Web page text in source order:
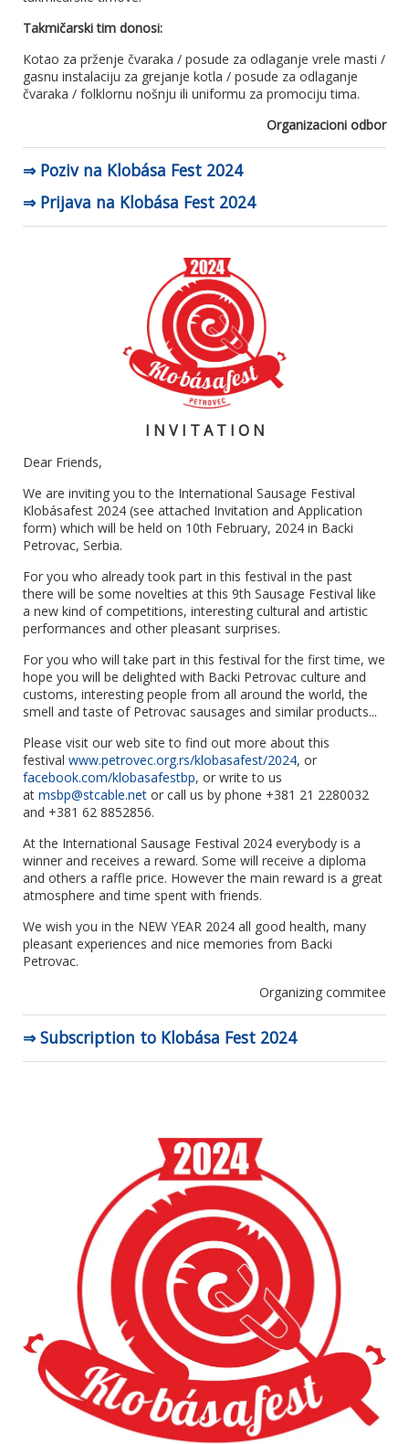
Takmičarski tim donosi:
Kotao za prženje čvaraka / posude za odlaganje vrele masti /
gasnu instalaciju za grejanje kotla / posude za odlaganje
čvaraka / folklornu nošnju ili uniformu za promociju tima.
Organizacioni odbor
⇒ Poziv na Klobása Fest 2024
⇒ Prijava na Klobása Fest 2024
I N V I T A T I O N
Dear Friends,
We are inviting you to the International Sausage Festival
Klobásafest 2024 (see attached Invitation and Application
form) which will be held on 10th February, 2024 in Backi
Petrovac, Serbia.
For you who already took part in this festival in the past
there will be some novelties at this 9th Sausage Festival like
a new kind of competitions, interesting cultural and artistic
performances and other pleasant surprises.
For you who will take part in this festival for the first time, we
hope you will be delighted with Backi Petrovac culture and
customs, interesting people from all around the world, the
smell and taste of Petrovac sausages and similar products...
Please visit our web site to find out more about this
festival www.petrovec.org.rs/klobasafest/2024, or
facebook.com/klobasafestbp, or write to us
at msbp@stcable.net or call us by phone +381 21 2280032
and +381 62 8852856.
At the International Sausage Festival 2024 everybody is a
winner and receives a reward. Some will receive a diploma
and others a raffle price. However the main reward is a great
atmosphere and time spent with friends.
We wish you in the NEW YEAR 2024 all good health, many
pleasant experiences and nice memories from Backi
Petrovac.
Organizing commitee
⇒ Subscription to Klobása Fest 2024